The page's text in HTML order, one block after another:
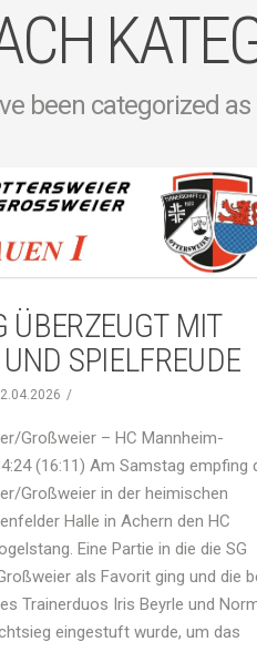
been categorized as
ÜBERZEUGT MIT
SPIELFREUDE
Großweier – HC Mannheim-
(16:11) Am Samstag empfing
Großweier in der heimischen
Halle in Achern den HC
Eine Partie in die die SG
als Favorit ging und die
Trainerduos Iris Beyrle und
eingestuft wurde, um das